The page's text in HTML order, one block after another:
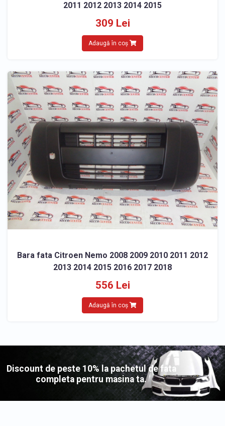
2011 2012 2013 2014 2015
309 Lei
Adaugă în coș
Bara fata Citroen Nemo 2008 2009 2010 2011 2012
2013 2014 2015 2016 2017 2018
556 Lei
Adaugă în coș
Discount de peste 10% la pachetul de fata
completa pentru masina ta.